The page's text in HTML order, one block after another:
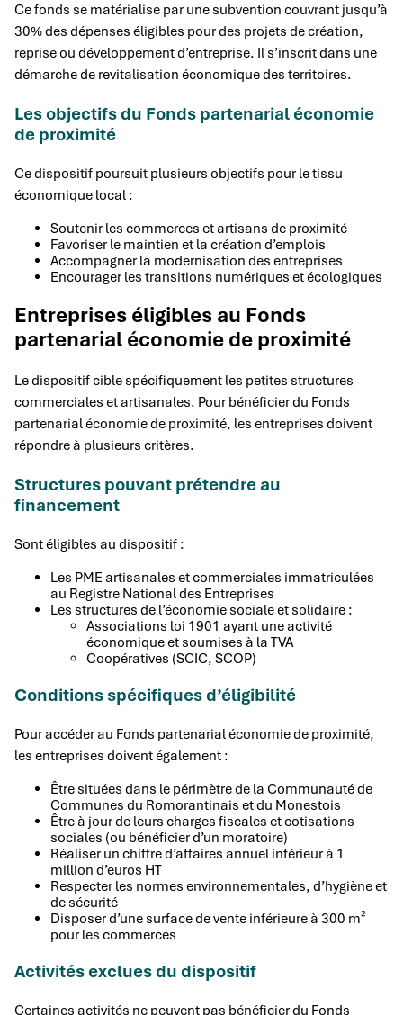
Ce fonds se matérialise par une subvention couvrant jusqu’à
30% des dépenses éligibles pour des projets de création,
reprise ou développement d’entreprise. Il s’inscrit dans une
démarche de revitalisation économique des territoires.
Les objectifs du Fonds partenarial économie
de proximité
Ce dispositif poursuit plusieurs objectifs pour le tissu
économique local :
Soutenir les commerces et artisans de proximité
Favoriser le maintien et la création d’emplois
Accompagner la modernisation des entreprises
Encourager les transitions numériques et écologiques
Entreprises éligibles au Fonds
partenarial économie de proximité
Le dispositif cible spécifiquement les petites structures
commerciales et artisanales. Pour bénéficier du Fonds
partenarial économie de proximité, les entreprises doivent
répondre à plusieurs critères.
Structures pouvant prétendre au
financement
Sont éligibles au dispositif :
Les PME artisanales et commerciales immatriculées
au Registre National des Entreprises
Les structures de l’économie sociale et solidaire :
Associations loi 1901 ayant une activité
économique et soumises à la TVA
Coopératives (SCIC, SCOP)
Conditions spécifiques d’éligibilité
Pour accéder au Fonds partenarial économie de proximité,
les entreprises doivent également :
Être situées dans le périmètre de la Communauté de
Communes du Romorantinais et du Monestois
Être à jour de leurs charges fiscales et cotisations
sociales (ou bénéficier d’un moratoire)
Réaliser un chiffre d’affaires annuel inférieur à 1
million d’euros HT
Respecter les normes environnementales, d’hygiène et
de sécurité
Disposer d’une surface de vente inférieure à 300 m²
pour les commerces
Activités exclues du dispositif
Certaines activités ne peuvent pas bénéficier du Fonds